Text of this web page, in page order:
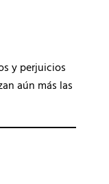
y perjuicios
aún más las